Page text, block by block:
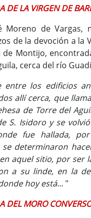
DE LA VIRGEN DE
Moreno de Vargas,
de la devoción a la
de Montijo,
cerca del río
entre los edificios
allí cerca, que
de Torre del
S. Isidoro y se
fue hallada,
determinaron
aquel sitio, por ser
a su linde, en la
hoy está... "
DEL MORO